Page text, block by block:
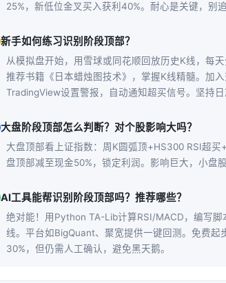
25%，新低位金叉买入获利40%。耐心是关键，别追
新手如何练习识别阶段顶部？
从模拟盘开始，用雪球或同花顺回放历史K线，每
推荐书籍《日本蜡烛图技术》，掌握K线精髓。加
TradingView设置警报，自动通知超买信号。坚持日
大盘阶段顶部怎么判断？对个股影响大吗？
大盘顶部看上证指数：周K圆弧顶+HS300 RSI超
盘顶部减至现金50%，锁定利润。影响巨大，小盘
AI工具能帮识别阶段顶部吗？推荐哪些？
绝对能！用Python TA-Lib计算RSI/MACD，编写
线。平台如BigQuant、聚宽提供一键回测。免费
30%，但仍需人工确认，避免黑天鹅。